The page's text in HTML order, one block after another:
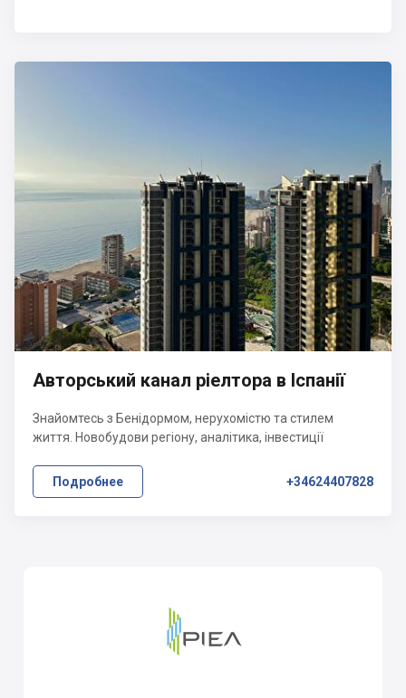
Авторський канал ріелтора в Іспанії
Знайомтесь з Бенідормом, нерухомістю та стилем
життя. Новобудови регіону, аналітика, інвестиції
Подробнее +34624407828